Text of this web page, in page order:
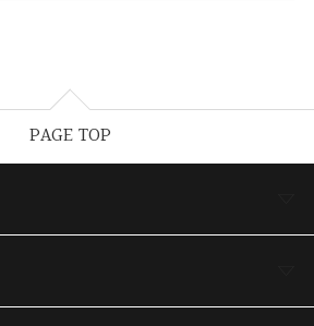
PAGE TOP